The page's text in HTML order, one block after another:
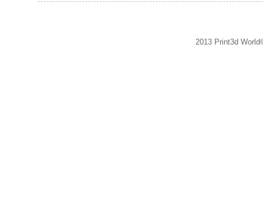
2013 Print3d